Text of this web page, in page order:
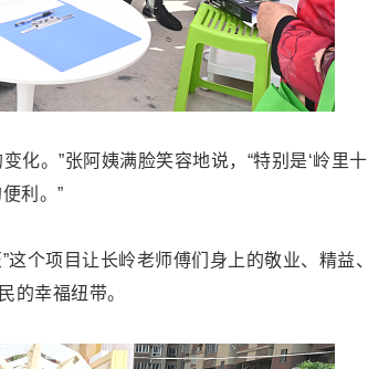
化。”张阿姨满脸笑容地说，“特别是‘岭里十
利。”
这个项目让长岭老师傅们身上的敬业、精益、
的幸福纽带。